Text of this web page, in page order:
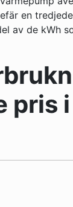
en
av de kWh
pris i